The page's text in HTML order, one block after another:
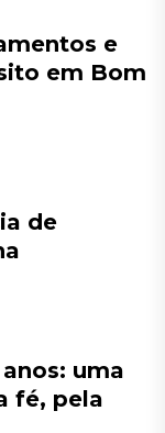
e
em Bom
de
uma
fé, pela